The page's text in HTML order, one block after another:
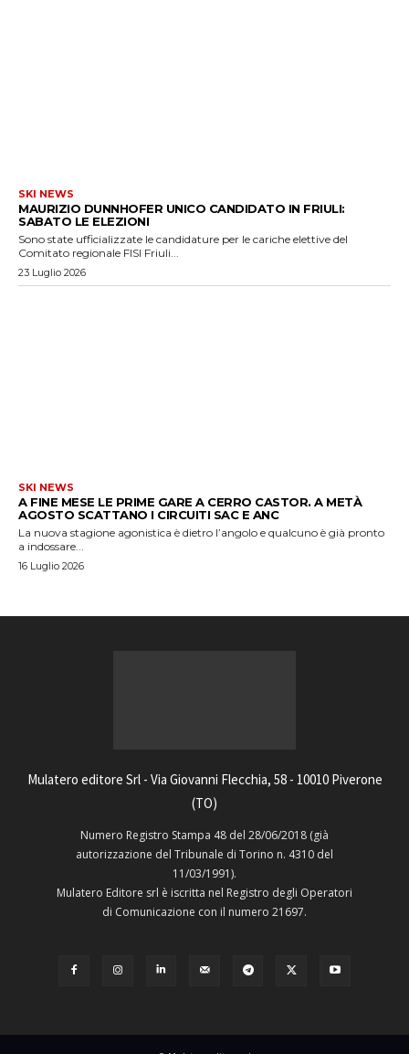
SKI NEWS
MAURIZIO DUNNHOFER UNICO CANDIDATO IN FRIULI:
SABATO LE ELEZIONI
Sono state ufficializzate le candidature per le cariche elettive del
Comitato regionale FISI Friuli...
23 Luglio 2026
SKI NEWS
A FINE MESE LE PRIME GARE A CERRO CASTOR. A METÀ
AGOSTO SCATTANO I CIRCUITI SAC E ANC
La nuova stagione agonistica è dietro l’angolo e qualcuno è già pronto
a indossare...
16 Luglio 2026
Mulatero editore Srl - Via Giovanni Flecchia, 58 - 10010 Piverone
(TO)
Numero Registro Stampa 48 del 28/06/2018 (già
autorizzazione del Tribunale di Torino n. 4310 del
11/03/1991).
Mulatero Editore srl è iscritta nel Registro degli Operatori
di Comunicazione con il numero 21697.